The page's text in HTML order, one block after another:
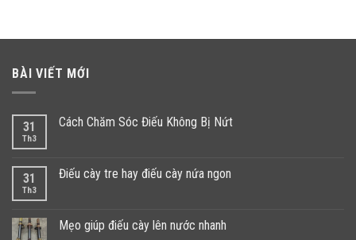
BÀI VIẾT MỚI
31
Th3
Cách Chăm Sóc Điếu Không Bị Nứt
31
Th3
Điếu cày tre hay điếu cày nứa ngon
Mẹo giúp điếu cày lên nước nhanh